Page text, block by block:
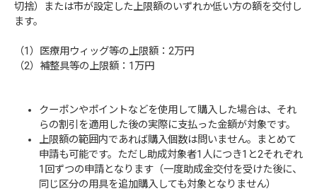
切捨）または市が設定した上限額のいずれか低い方の額を交付し
ます。
（1）医療用ウィッグ等の上限額：2万円
（2）補整具等の上限額：1万円
クーポンやポイントなどを使用して購入した場合は、それ
らの割引を適用した後の実際に支払った金額が対象です。
上限額の範囲内であれば購入個数は問いません。まとめて
申請も可能です。ただし助成対象者1人につき1と2それぞれ
1回ずつの申請となります（一度助成金交付を受けた後に、
同じ区分の用具を追加購入しても対象となりません）